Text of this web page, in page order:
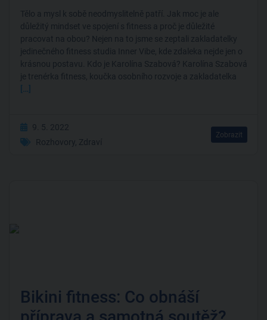
Tělo a mysl k sobě neodmyslitelně patří. Jak moc je ale
důležitý mindset ve spojení s fitness a proč je důležité
pracovat na obou? Nejen na to jsme se zeptali zakladatelky
jedinečného fitness studia Inner Vibe, kde zdaleka nejde jen o
krásnou postavu. Kdo je Karolína Szabová? Karolína Szabová
je trenérka fitness, koučka osobního rozvoje a zakladatelka
[…]
9. 5. 2022
Rozhovory, Zdraví
Zobrazit
Bikini fitness: Co obnáší